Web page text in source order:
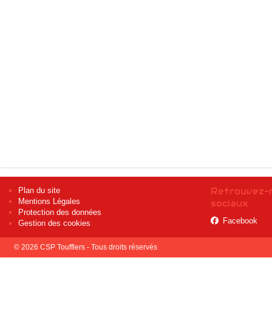
Plan du site
Mentions Légales
Protection des données
Gestion des cookies
Retrouvez-
sociaux
Facebook
© 2026 CSP Toufflers - Tous droits réservés